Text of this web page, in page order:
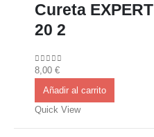
Cureta EXPERT
20 2
0out of 5
8,00 €
Añadir al carrito
Quick View